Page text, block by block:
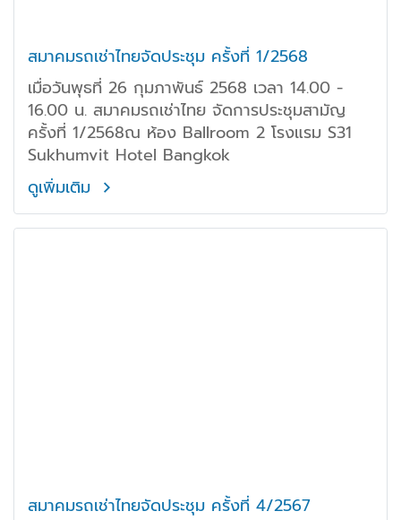
สมาคมรถเช่าไทยจัดประชุม ครั้งที่ 1/2568
เมื่อวันพุธที่ 26 กุมภาพันธ์ 2568 เวลา 14.00 -
16.00 น. สมาคมรถเช่าไทย จัดการประชุมสามัญ
ครั้งที่ 1/2568ณ ห้อง Ballroom 2 โรงแรม S31
Sukhumvit Hotel Bangkok
ดูเพิ่มเติม
สมาคมรถเช่าไทยจัดประชุม ครั้งที่ 4/2567